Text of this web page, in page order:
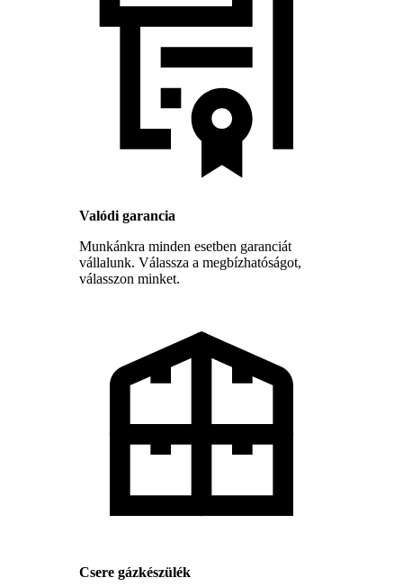
Valódi garancia
Munkánkra minden esetben garanciát
vállalunk. Válassza a megbízhatóságot,
válasszon minket.
Csere gázkészülék